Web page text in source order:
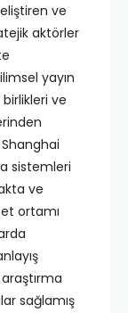
ve
aktörler
yayın
birlikleri ve
sistemleri
ve
ortamı
sağlamış